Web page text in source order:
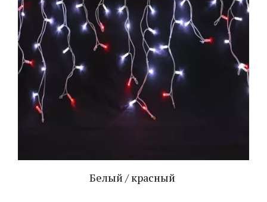
Белый / красный